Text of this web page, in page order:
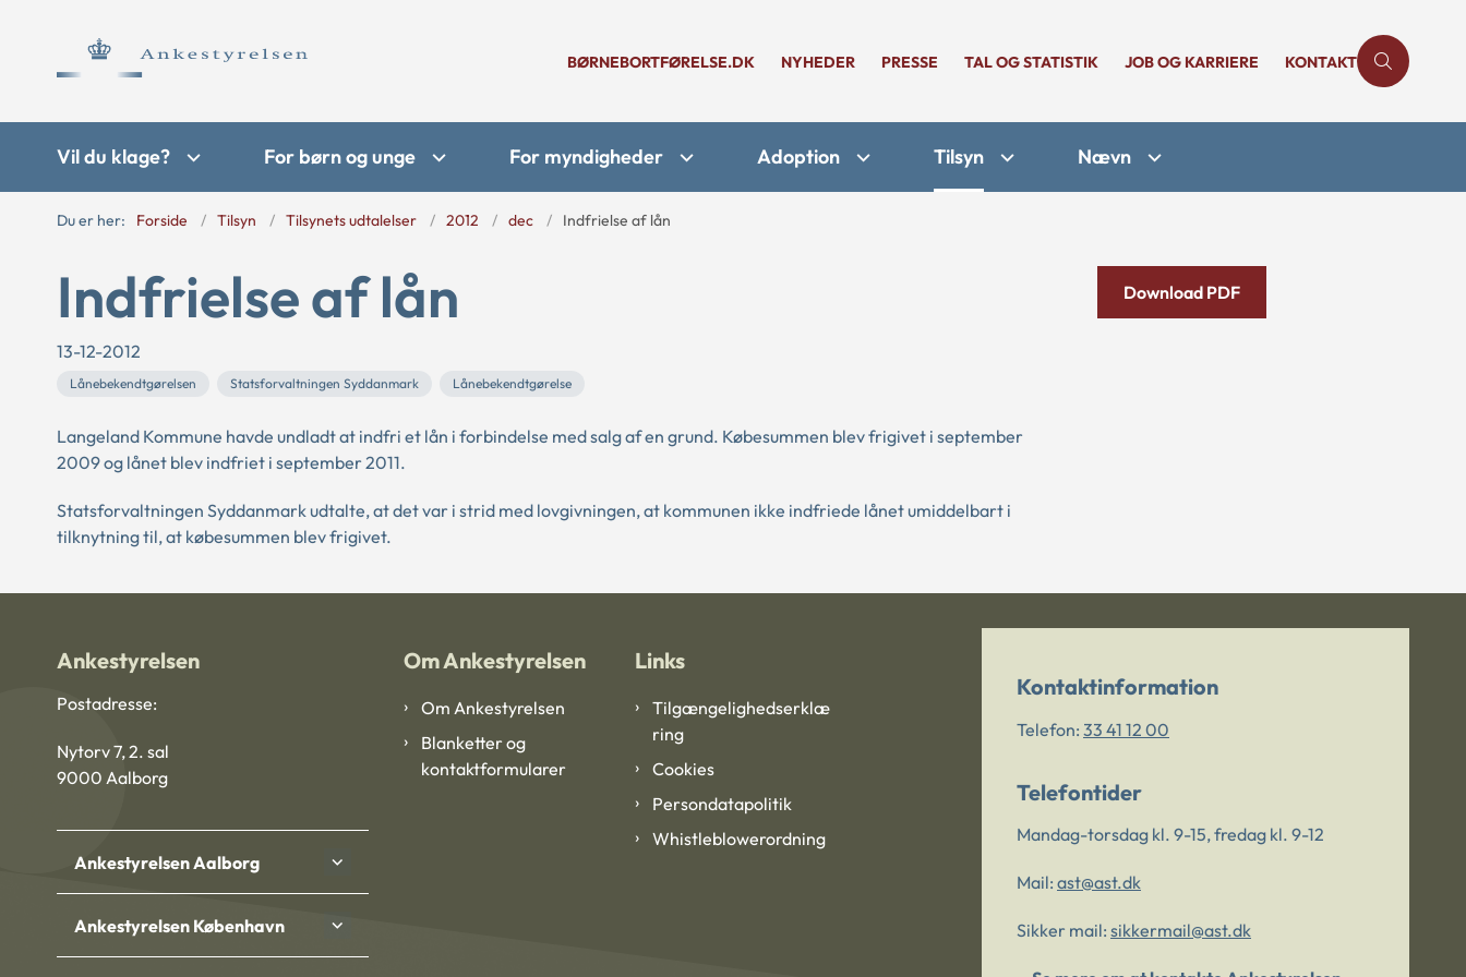
BØRNEBORTFØRELSE.DK NYHEDER PRESSE TAL OG STATISTIK JOB OG KARRIERE KONTAKT
Vil du klage? For børn og unge For myndigheder Adoption Tilsyn Nævn
Du er her: Forside Tilsyn Tilsynets udtalelser 2012 dec Indfrielse af lån
Indfrielse af lån
13-12-2012
Lånebekendtgørelsen Statsforvaltningen Syddanmark Lånebekendtgørelse
Langeland Kommune havde undladt at indfri et lån i forbindelse med salg af en grund. Købesummen blev frigivet i september
2009 og lånet blev indfriet i september 2011.
Statsforvaltningen Syddanmark udtalte, at det var i strid med lovgivningen, at kommunen ikke indfriede lånet umiddelbart i
tilknytning til, at købesummen blev frigivet.
Download PDF
Ankestyrelsen
Postadresse:
Nytorv 7, 2. sal
9000 Aalborg
Ankestyrelsen Aalborg
Ankestyrelsen København
Om Ankestyrelsen
Om Ankestyrelsen
Blanketter og
kontaktformularer
Links
Tilgængelighedserklæ
ring
Cookies
Persondatapolitik
Whistleblowerordning
Kontaktinformation
Telefon: 33 41 12 00
Telefontider
Mandag-torsdag kl. 9-15, fredag kl. 9-12
Mail: ast@ast.dk
Sikker mail: sikkermail@ast.dk